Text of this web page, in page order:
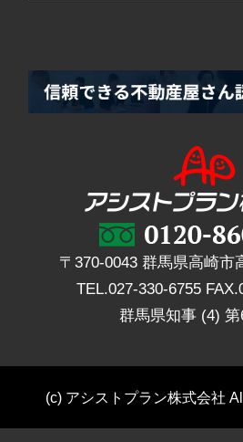
〒370-0043 群馬県高崎市
TEL.027-330-6755 FAX.
群馬県知事 (4) 第
(c) アシストプラン株式会社